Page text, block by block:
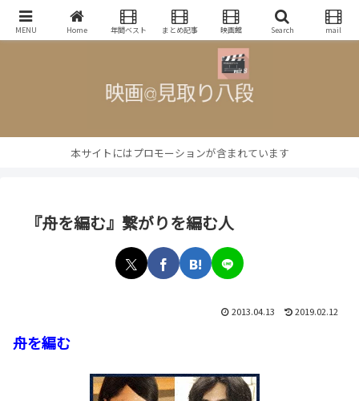
映画批評・レビューブログ
本サイトにはプロモーションが含まれています
『舟を編む』繋がりを編む人
2013.04.13 2019.02.12
舟を編む
MENU Home 年間ベスト まとめ記事 映画館 Search mail